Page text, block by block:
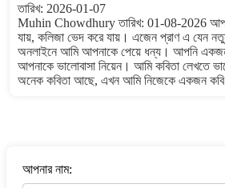
তারিখ: 2026-01-07
Muhin Chowdhury তারিখ: 01-08-2026
যায়, কলিজা ভেদ করে যায়। এজেন প্রাণ এ যেন
অনলাইনে আমি আপনাকে পেয়ে ধন্য। আপনি
আপনাকে ভালোবাসা নিয়েন। আমি কবিতা লেখতে
অনেক কবিতা আছে, এখন আমি নিজেকে একজন কবি
আপনার নাম: